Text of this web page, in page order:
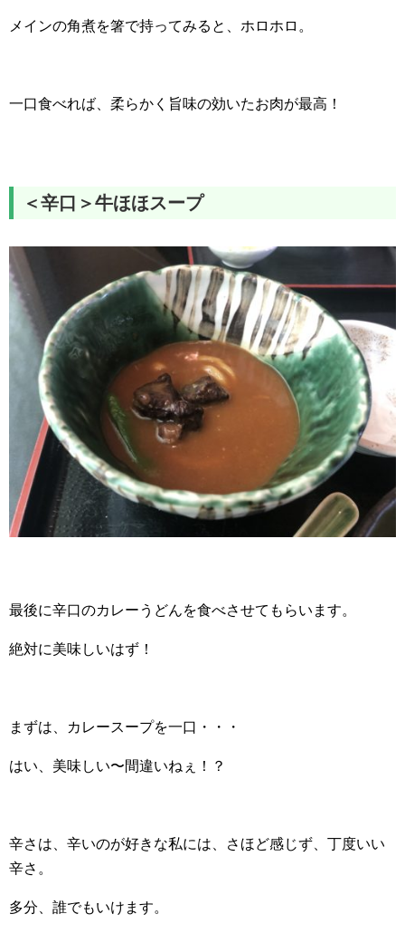
メインの角煮を箸で持ってみると、ホロホロ。
一口食べれば、柔らかく旨味の効いたお肉が最高！
＜辛口＞牛ほほスープ
最後に辛口のカレーうどんを食べさせてもらいます。
絶対に美味しいはず！
まずは、カレースープを一口・・・
はい、美味しい〜間違いねぇ！？
辛さは、辛いのが好きな私には、さほど感じず、丁度いい
辛さ。
多分、誰でもいけます。